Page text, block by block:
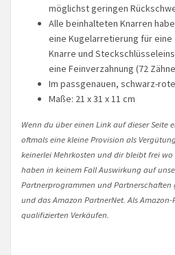
möglichst geringen
Alle beinhalteten Knarren
eine Kugelarretierung für
Knarre und
eine Feinverzahnung (72
Im passgenauen, schwarz-
Maße: 21 x 31 x 11 cm
Wenn du über einen Link auf dieser Seite
oftmals eine kleine Provision als
keinerlei Mehrkosten und dir bleibt frei wo
haben in keinem Fall Auswirkung auf
Partnerprogrammen und Partnerschaften
und das Amazon PartnerNet. Als
qualifizierten Verkäufen.